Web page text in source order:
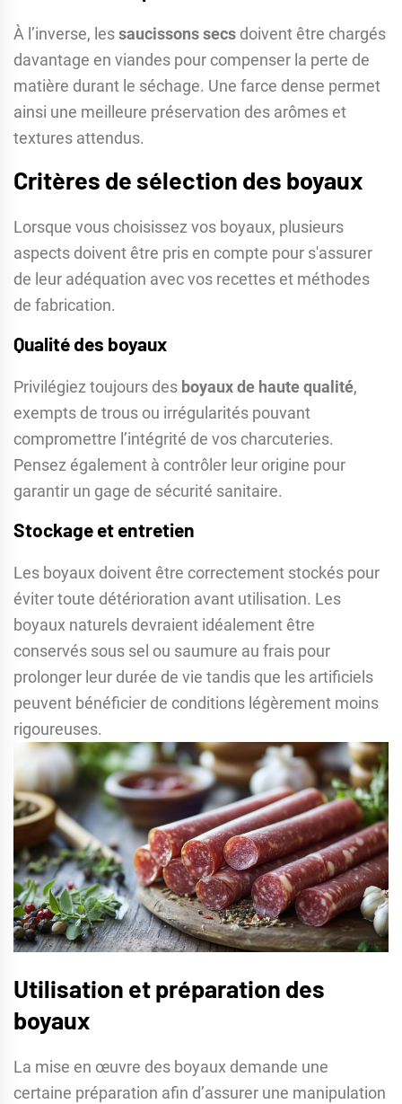
À l’inverse, lessaucissons secs doivent être chargés
davantage en viandes pour compenser la perte de
matière durant le séchage. Une farce dense permet
ainsi une meilleure préservation des arômes et
textures attendus.
Critères de sélection des boyaux
Lorsque vous choisissez vos boyaux, plusieurs
aspects doivent être pris en compte pour s'assurer
de leur adéquation avec vos recettes et méthodes
de fabrication.
Qualité des boyaux
Privilégiez toujours des boyaux de haute qualité,
exempts de trous ou irrégularités pouvant
compromettre l’intégrité de vos charcuteries.
Pensez également à contrôler leur origine pour
garantir un gage de sécurité sanitaire.
Stockage et entretien
Les boyaux doivent être correctement stockés pour
éviter toute détérioration avant utilisation. Les
boyaux naturels devraient idéalement être
conservés sous sel ou saumure au frais pour
prolonger leur durée de vie tandis que les artificiels
peuvent bénéficier de conditions légèrement moins
rigoureuses.
Utilisation et préparation des
boyaux
La mise en œuvre des boyaux demande une
certaine préparation afin d’assurer une manipulation